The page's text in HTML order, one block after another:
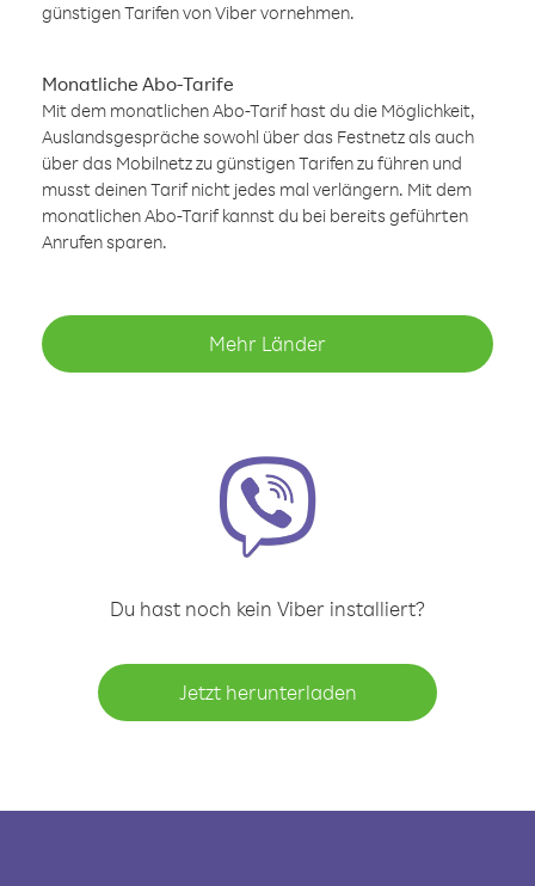
günstigen Tarifen von Viber vornehmen.
Monatliche Abo-Tarife
Mit dem monatlichen Abo-Tarif hast du die Möglichkeit,
Auslandsgespräche sowohl über das Festnetz als auch
über das Mobilnetz zu günstigen Tarifen zu führen und
musst deinen Tarif nicht jedes mal verlängern. Mit dem
monatlichen Abo-Tarif kannst du bei bereits geführten
Anrufen sparen.
Mehr Länder
Du hast noch kein Viber installiert?
Jetzt herunterladen